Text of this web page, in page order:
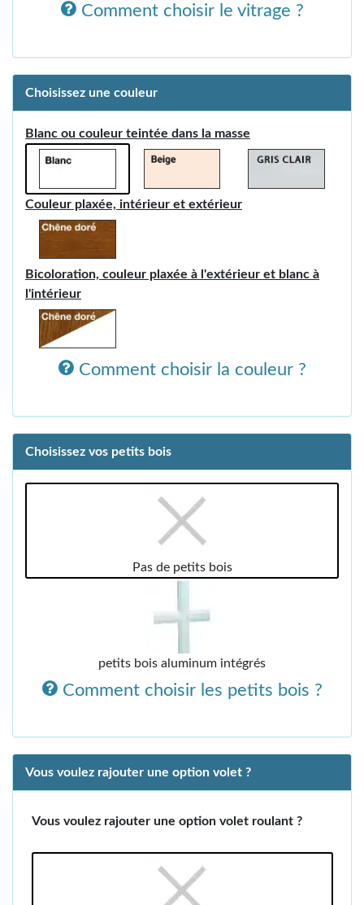
Comment choisir le vitrage ?
Choisissez une couleur
Blanc ou couleur teintée dans la masse
Couleur plaxée, intérieur et extérieur
Bicoloration, couleur plaxée à l'extérieur et blanc à
l'intérieur
Comment choisir la couleur ?
Choisissez vos petits bois
Pas de petits bois
petits bois aluminum intégrés
Comment choisir les petits bois ?
Vous voulez rajouter une option volet ?
Vous voulez rajouter une option volet roulant ?